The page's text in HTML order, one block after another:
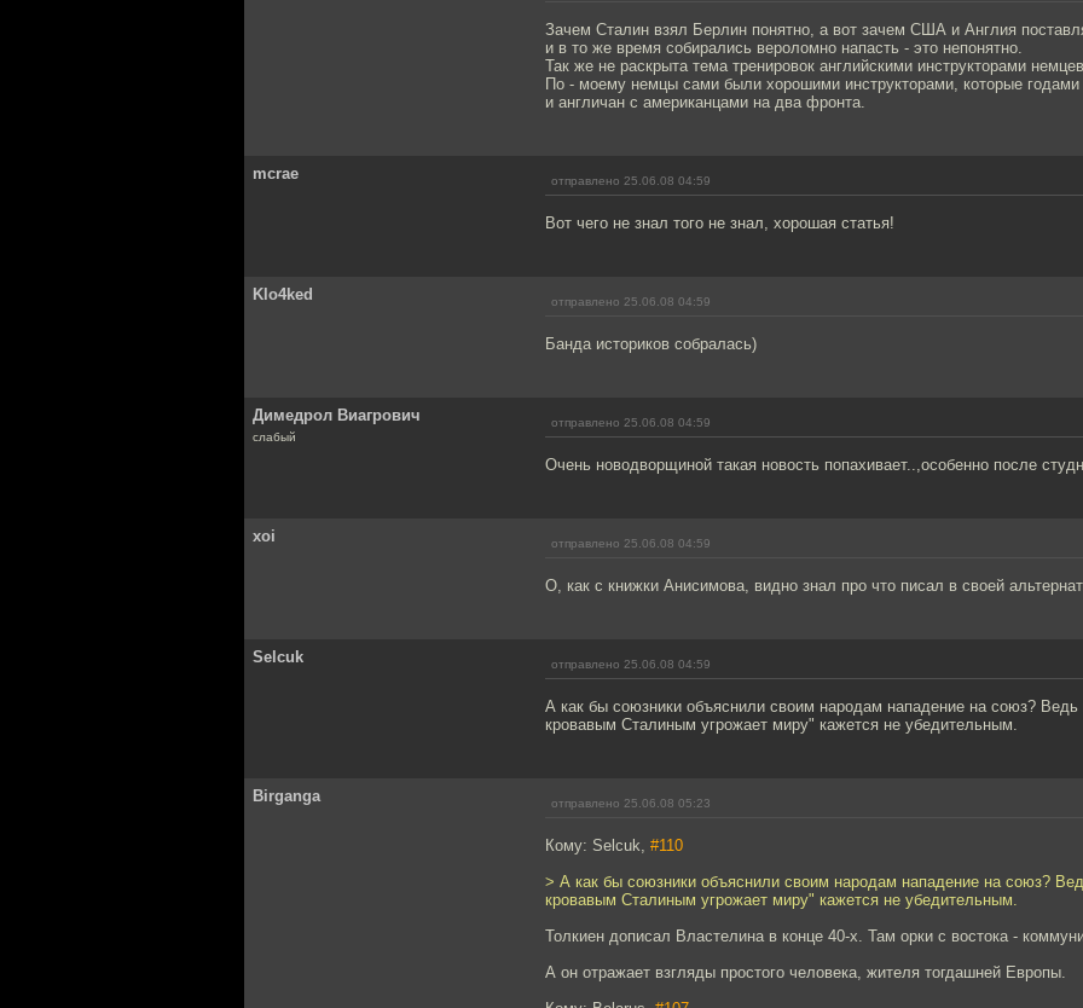
Зачем Сталин взял Берлин понятно, а вот зачем США и Англия
и в то же время собирались вероломно напасть - это непонятно.
Так же не раскрыта тема тренировок английскими инструкторами
По - моему немцы сами были хорошими инструкторами, которые годами
и англичан с американцами на два фронта.
mcrae отправлено 25.06.08 04:59
Вот чего не знал того не знал, хорошая статья!
Klo4ked отправлено 25.06.08 04:59
Банда историков собралась)
Димедрол Виагрович
слабый
отправлено 25.06.08 04:59
Очень новодворщиной такая новость попахивает..,особенно после
xoi отправлено 25.06.08 04:59
О, как с книжки Анисимова, видно знал про что писал в своей
Selcuk отправлено 25.06.08 04:59
А как бы союзники объяснили своим народам нападение на союз?
кровавым Сталиным угрожает миру" кажется не убедительным.
Birganga отправлено 25.06.08 05:23
Кому: Selcuk, #110
> А как бы союзники объяснили своим народам нападение на союз?
кровавым Сталиным угрожает миру" кажется не убедительным.
Толкиен дописал Властелина в конце 40-х. Там орки с востока -
А он отражает взгляды простого человека, жителя тогдашней Европы.